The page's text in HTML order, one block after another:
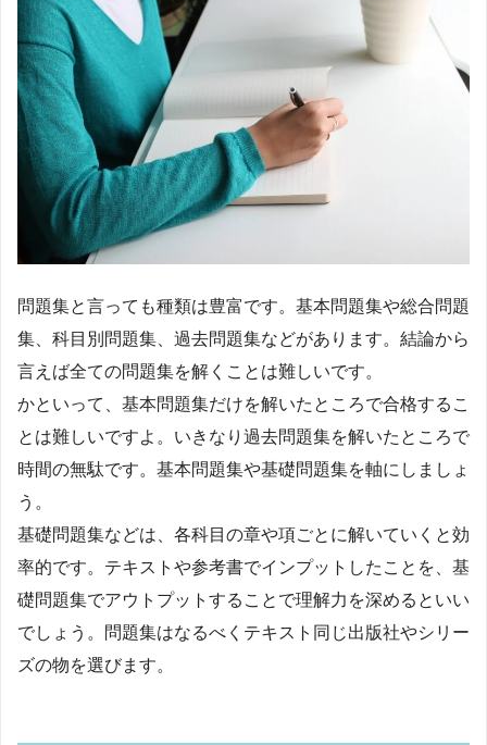
問題集と言っても種類は豊富です。基本問題集や総合問題
集、科目別問題集、過去問題集などがあります。結論から
言えば全ての問題集を解くことは難しいです。
かといって、基本問題集だけを解いたところで合格するこ
とは難しいですよ。いきなり過去問題集を解いたところで
時間の無駄です。基本問題集や基礎問題集を軸にしましょ
う。
基礎問題集などは、各科目の章や項ごとに解いていくと効
率的です。テキストや参考書でインプットしたことを、基
礎問題集でアウトプットすることで理解力を深めるといい
でしょう。問題集はなるべくテキスト同じ出版社やシリー
ズの物を選びます。